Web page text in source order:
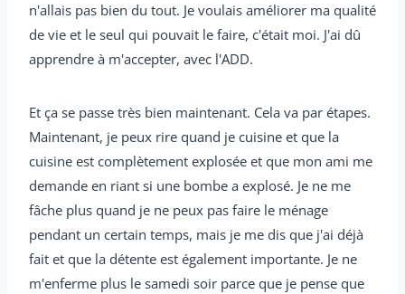
n'allais pas bien du tout. Je voulais améliorer ma qualité
de vie et le seul qui pouvait le faire, c'était moi. J'ai dû
apprendre à m'accepter, avec l'ADD.
Et ça se passe très bien maintenant. Cela va par étapes.
Maintenant, je peux rire quand je cuisine et que la
cuisine est complètement explosée et que mon ami me
demande en riant si une bombe a explosé. Je ne me
fâche plus quand je ne peux pas faire le ménage
pendant un certain temps, mais je me dis que j'ai déjà
fait et que la détente est également importante. Je ne
m'enferme plus le samedi soir parce que je pense que